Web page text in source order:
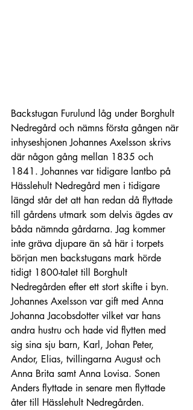
Backstugan Furulund låg under Borghult
Nedregård och nämns första gången när
inhyseshjonen Johannes Axelsson skrivs
där någon gång mellan 1835 och
1841. Johannes var tidigare lantbo på
Hässlehult Nedregård men i tidigare
längd står det att han redan då flyttade
till gårdens utmark som delvis ägdes av
båda nämnda gårdarna. Jag kommer
inte gräva djupare än så här i torpets
början men backstugans mark hörde
tidigt 1800-talet till Borghult
Nedregården efter ett stort skifte i byn.
Johannes Axelsson var gift med Anna
Johanna Jacobsdotter vilket var hans
andra hustru och hade vid flytten med
sig sina sju barn, Karl, Johan Peter,
Andor, Elias, tvillingarna August och
Anna Brita samt Anna Lovisa. Sonen
Anders flyttade in senare men flyttade
åter till Hässlehult Nedregården.